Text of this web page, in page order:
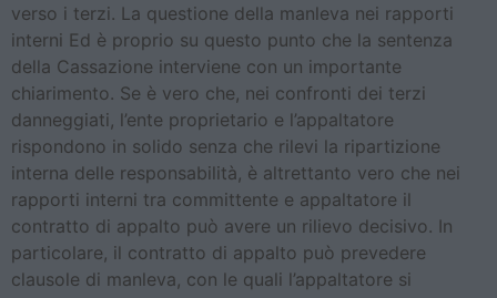
verso i terzi. La questione della manleva nei rapporti
interni Ed è proprio su questo punto che la sentenza
della Cassazione interviene con un importante
chiarimento. Se è vero che, nei confronti dei terzi
danneggiati, l’ente proprietario e l’appaltatore
rispondono in solido senza che rilevi la ripartizione
interna delle responsabilità, è altrettanto vero che nei
rapporti interni tra committente e appaltatore il
contratto di appalto può avere un rilievo decisivo. In
particolare, il contratto di appalto può prevedere
clausole di manleva, con le quali l’appaltatore si